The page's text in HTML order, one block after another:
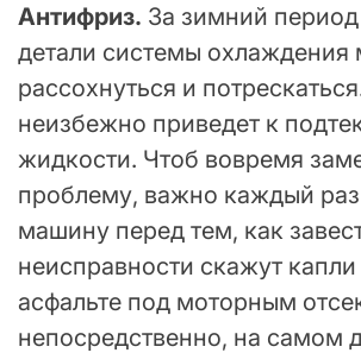
Антифриз. За зимний
детали системы охлаждения
рассохнуться и
неизбежно приведет к
жидкости. Чтоб вовремя
проблему, важно каждый раз
машину перед тем, как
неисправности скажут
асфальте под моторным
непосредственно, на самом